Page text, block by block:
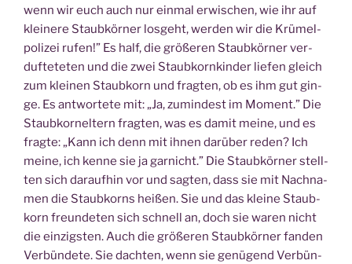
wenn wir euch auch nur ein­mal erwi­schen, wie ihr auf
klei­ne­re Staub­kör­ner los­geht, wer­den wir die Krü­mel­
po­li­zei rufen!” Es half, die grö­ße­ren Staub­kör­ner ver­
duf­te­te­ten und die zwei Staub­korn­kin­der lie­fen gleich
zum klei­nen Staub­korn und frag­ten, ob es ihm gut gin­
ge. Es ant­wor­te­te mit: „Ja, zumin­dest im Moment.” Die
Staub­kor­nel­tern frag­ten, was es damit mei­ne, und es
frag­te: „Kann ich denn mit ihnen dar­über reden? Ich
mei­ne, ich ken­ne sie ja gar­nicht.” Die Staub­kör­ner stell­
ten sich dar­auf­hin vor und sag­ten, dass sie mit Nach­na­
men die Staub­korns hei­ßen. Sie und das klei­ne Staub­
korn freun­de­ten sich schnell an, doch sie waren nicht
die ein­zigs­ten. Auch die grö­ße­ren Staub­kör­ner fan­den
Ver­bün­de­te. Sie dach­ten, wenn sie genü­gend Ver­bün­